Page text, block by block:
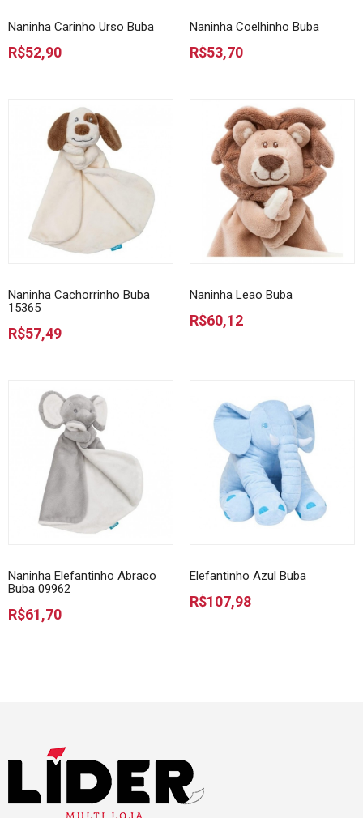
Naninha Carinho Urso Buba
R$52,90
Naninha Coelhinho Buba
R$53,70
Naninha Cachorrinho Buba
15365
R$57,49
Naninha Leao Buba
R$60,12
Naninha Elefantinho Abraco
Buba 09962
R$61,70
Elefantinho Azul Buba
R$107,98